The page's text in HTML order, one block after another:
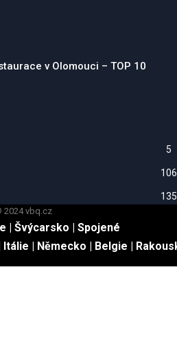
v Olomouci – TOP 10
5
106
135
2024 vbq.cz
| Švýcarsko | Spojené
Itálie | Německo | Belgie |